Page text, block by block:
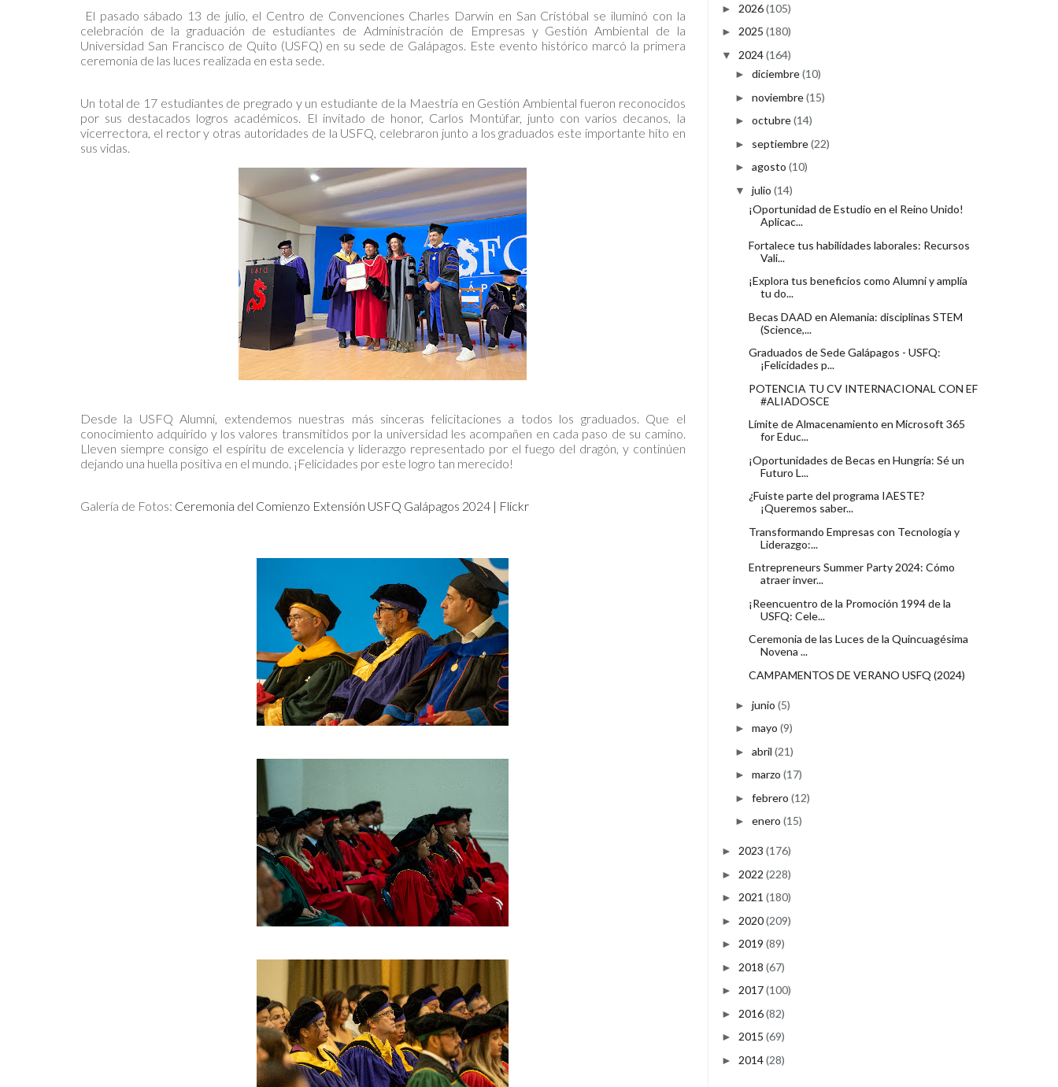
El pasado sábado 13 de julio, el Centro de Convenciones Charles Darwin en San Cristóbal se iluminó con la
celebración de la graduación de estudiantes de Administración de Empresas y Gestión Ambiental de la
Universidad San Francisco de Quito (USFQ) en su sede de Galápagos. Este evento histórico marcó la primera
ceremonia de las luces realizada en esta sede.
Un total de 17 estudiantes de pregrado y un estudiante de la Maestría en Gestión Ambiental fueron reconocidos
por sus destacados logros académicos. El invitado de honor, Carlos Montúfar, junto con varios decanos, la
vicerrectora, el rector y otras autoridades de la USFQ, celebraron junto a los graduados este importante hito en
sus vidas.
Desde la USFQ Alumni, extendemos nuestras más sinceras felicitaciones a todos los graduados. Que el
conocimiento adquirido y los valores transmitidos por la universidad les acompañen en cada paso de su camino.
Lleven siempre consigo el espíritu de excelencia y liderazgo representado por el fuego del dragón, y continúen
dejando una huella positiva en el mundo. ¡Felicidades por este logro tan merecido!
Galería de Fotos: Ceremonia del Comienzo Extensión USFQ Galápagos 2024 | Flickr
► 2026(105)
► 2025 (180)
▼ 2024(164)
► diciembre(10)
► noviembre(15)
► octubre(14)
► septiembre(22)
► agosto (10)
▼ julio (14)
¡Oportunidad de Estudio en el Reino Unido!
Aplicac...
Fortalece tus habilidades laborales: Recursos
Vali...
¡Explora tus beneficios como Alumni y amplía
tu do...
Becas DAAD en Alemania: disciplinas STEM
(Science,...
Graduados de Sede Galápagos - USFQ:
¡Felicidades p...
POTENCIA TU CV INTERNACIONAL CON EF
#ALIADOSCE
Límite de Almacenamiento en Microsoft 365
for Educ...
¡Oportunidades de Becas en Hungría: Sé un
Futuro L...
¿Fuiste parte del programa IAESTE?
¡Queremos saber...
Transformando Empresas con Tecnología y
Liderazgo:...
Entrepreneurs Summer Party 2024: Cómo
atraer inver...
¡Reencuentro de la Promoción 1994 de la
USFQ: Cele...
Ceremonia de las Luces de la Quincuagésima
Novena ...
CAMPAMENTOS DE VERANO USFQ (2024)
► junio (5)
► mayo (9)
► abril (21)
► marzo (17)
► febrero (12)
► enero (15)
► 2023 (176)
► 2022 (228)
► 2021 (180)
► 2020(209)
► 2019 (89)
► 2018 (67)
► 2017(100)
► 2016(82)
► 2015 (69)
► 2014(28)